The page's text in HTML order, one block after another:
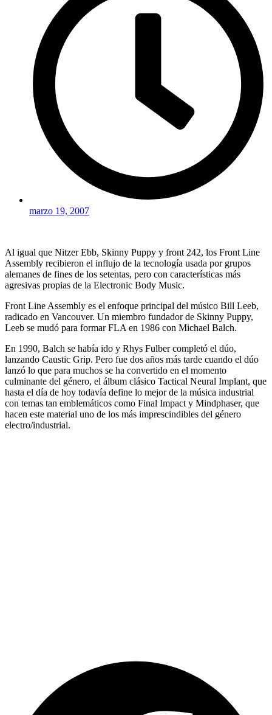
marzo 19, 2007
Al igual que Nitzer Ebb, Skinny Puppy y front 242, los Front Line
Assembly recibieron el influjo de la tecnología usada por grupos
alemanes de fines de los setentas, pero con características más
agresivas propias de la Electronic Body Music.
Front Line Assembly es el enfoque principal del músico Bill Leeb,
radicado en Vancouver. Un miembro fundador de Skinny Puppy,
Leeb se mudó para formar FLA en 1986 con Michael Balch.
En 1990, Balch se había ido y Rhys Fulber completó el dúo,
lanzando Caustic Grip. Pero fue dos años más tarde cuando el dúo
lanzó lo que para muchos se ha convertido en el momento
culminante del género, el álbum clásico Tactical Neural Implant, que
hasta el día de hoy todavía define lo mejor de la música industrial
con temas tan emblemáticos como Final Impact y Mindphaser, que
hacen este material uno de los más imprescindibles del género
electro/industrial.